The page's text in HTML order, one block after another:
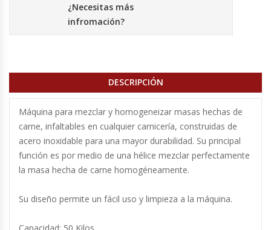
Embutidoras
Exhibidoras De Productos Calientes
Expendedoras De Jugo
Exprimidor De Naranjas
Exprimidoras De Cítricos
¿Necesitas más
infromación?
DESCRIPCIÓN
Máquina para mezclar y homogeneizar masas hechas de
carne, infaltables en cualquier carnicería, construidas de
acero inoxidable para una mayor durabilidad. Su principal
función es por medio de una hélice mezclar perfectamente
la masa hecha de carne homogéneamente.
Su diseño permite un fácil uso y limpieza a la máquina.